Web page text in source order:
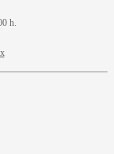
h.